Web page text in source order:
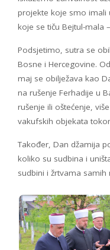
projekte koje smo imali
koje se tiču Bejtul-mala
Podsjetimo, sutra se
Bosne i Hercegovine.
maj se obilježava kao
na rušenje Ferhadije u
rušenje ili oštećenje,
vakufskih objekata
Također, Dan džamija
koliko su sudbina i
sudbini i žrtvama samih